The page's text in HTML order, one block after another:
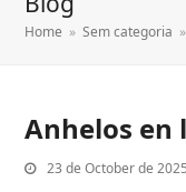
Home » Sem categoria »
Anhelos en
23 de October de 2025